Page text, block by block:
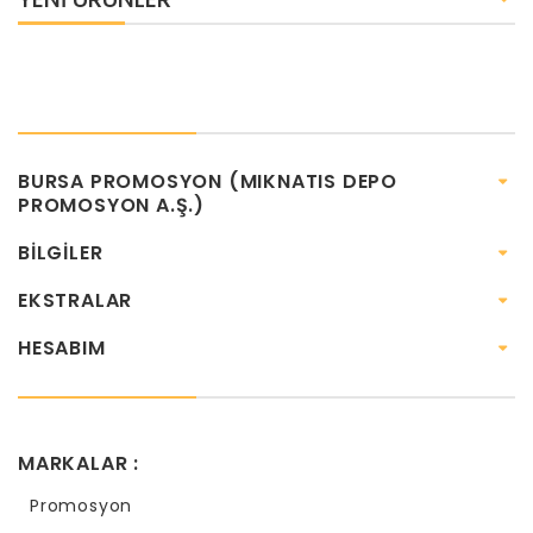
BURSA PROMOSYON (MIKNATIS DEPO
PROMOSYON A.Ş.)
BILGILER
EKSTRALAR
HESABIM
MARKALAR :
Promosyon